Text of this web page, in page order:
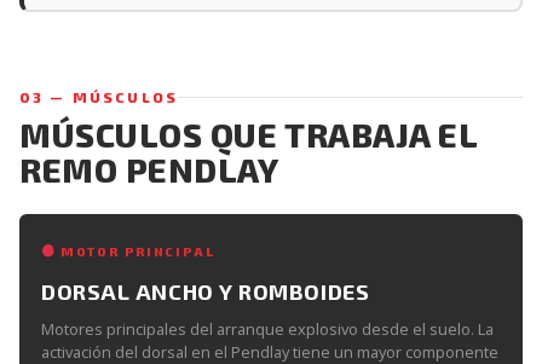
03 — MÚSCULOS
MÚSCULOS QUE TRABAJA EL
REMO PENDLAY
MOTOR PRINCIPAL
DORSAL ANCHO Y ROMBOIDES
Motores principales del arranque explosivo desde el suelo. La
activación del dorsal en el Pendlay tiene un mayor componente